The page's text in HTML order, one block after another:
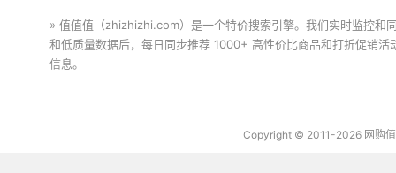
» 值值值（zhizhizhi.com）是一个特价搜索引擎。我们实时监控和
和低质量数据后，每日同步推荐 1000+ 高性价比商品和打折促销
信息。
Copyright © 2011-2026 网购